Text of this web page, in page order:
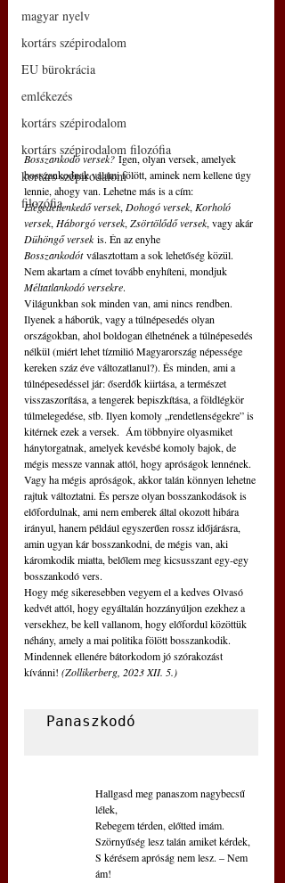
magyar nyelv
kortárs szépirodalom
EU bürokrácia
emlékezés
kortárs szépirodalom
kortárs szépirodalom filozófia
kortárs szépirodalom
filozófia
Bosszankodó versek? Igen, olyan versek, amelyek
bosszankodnak valami fölött, aminek nem kellene úgy
lennie, ahogy van. Lehetne más is a cím:
Elégedetlenkedő versek, Dohogó versek, Korholó
versek, Háborgó versek, Zsörtölődő versek, vagy akár
Dühöngő versek is. Én az enyhe
Bosszankodót választottam a sok lehetőség közül.
Nem akartam a címet tovább enyhíteni, mondjuk
Méltatlankodó versekre.
Világunkban sok minden van, ami nincs rendben.
Ilyenek a háborúk, vagy a túlnépesedés olyan
országokban, ahol boldogan élhetnének a túlnépesedés
nélkül (miért lehet tízmilió Magyarország népessége
kereken száz éve változatlanul?). És minden, ami a
túlnépesedéssel jár: őserdők kiirtása, a természet
visszaszorítása, a tengerek bepiszkítása, a földlégkör
túlmelegedése, stb. Ilyen komoly „rendetlenségekre” is
kitérnek ezek a versek.  Ám többnyire olyasmiket
hánytorgatnak, amelyek kevésbé komoly bajok, de
mégis messze vannak attól, hogy apróságok lennének.
Vagy ha mégis apróságok, akkor talán könnyen lehetne
rajtuk változtatni. És persze olyan bosszankodások is
előfordulnak, ami nem emberek által okozott hibára
irányul, hanem például egyszerűen rossz időjárásra,
amin ugyan kár bosszankodni, de mégis van, aki
káromkodik miatta, belőlem meg kicsusszant egy-egy
bosszankodó vers.
Hogy még sikeresebben vegyem el a kedves Olvasó
kedvét attól, hogy egyáltalán hozzányúljon ezekhez a
versekhez, be kell vallanom, hogy előfordul közöttük
néhány, amely a mai politika fölött bosszankodik.
Mindennek ellenére bátorkodom jó szórakozást
kívánni! (Zollikerberg, 2023 XII. 5.)
Panaszkodó
Hallgasd meg panaszom nagybecsű
lélek,
Rebegem térden, előtted imám.
Szörnyűség lesz talán amiket kérdek,
S kérésem apróság nem lesz. – Nem
ám!